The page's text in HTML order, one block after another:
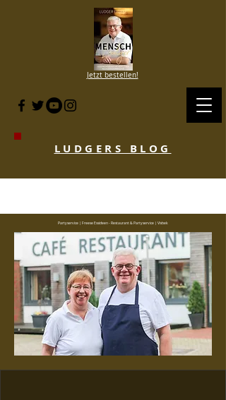
LUDGERS BLOG
Jetzt bestellen!
Partyservice | Freese Essideen - Restaurant & Partyservice | Visbek